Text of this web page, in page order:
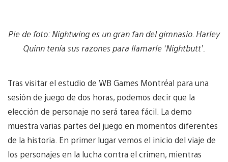
Pie de foto: Nightwing es un gran fan del gimnasio. Harley
Quinn tenía sus razones para llamarle ‘Nightbutt’.
Tras visitar el estudio de WB Games Montréal para una
sesión de juego de dos horas, podemos decir que la
elección de personaje no será tarea fácil. La demo
muestra varias partes del juego en momentos diferentes
de la historia. En primer lugar vemos el inicio del viaje de
los personajes en la lucha contra el crimen, mientras